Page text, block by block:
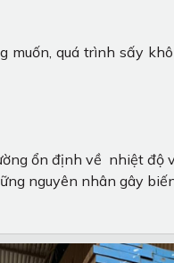
muốn, quá trình sấy
ổn định về nhiệt độ
nguyên nhân gây